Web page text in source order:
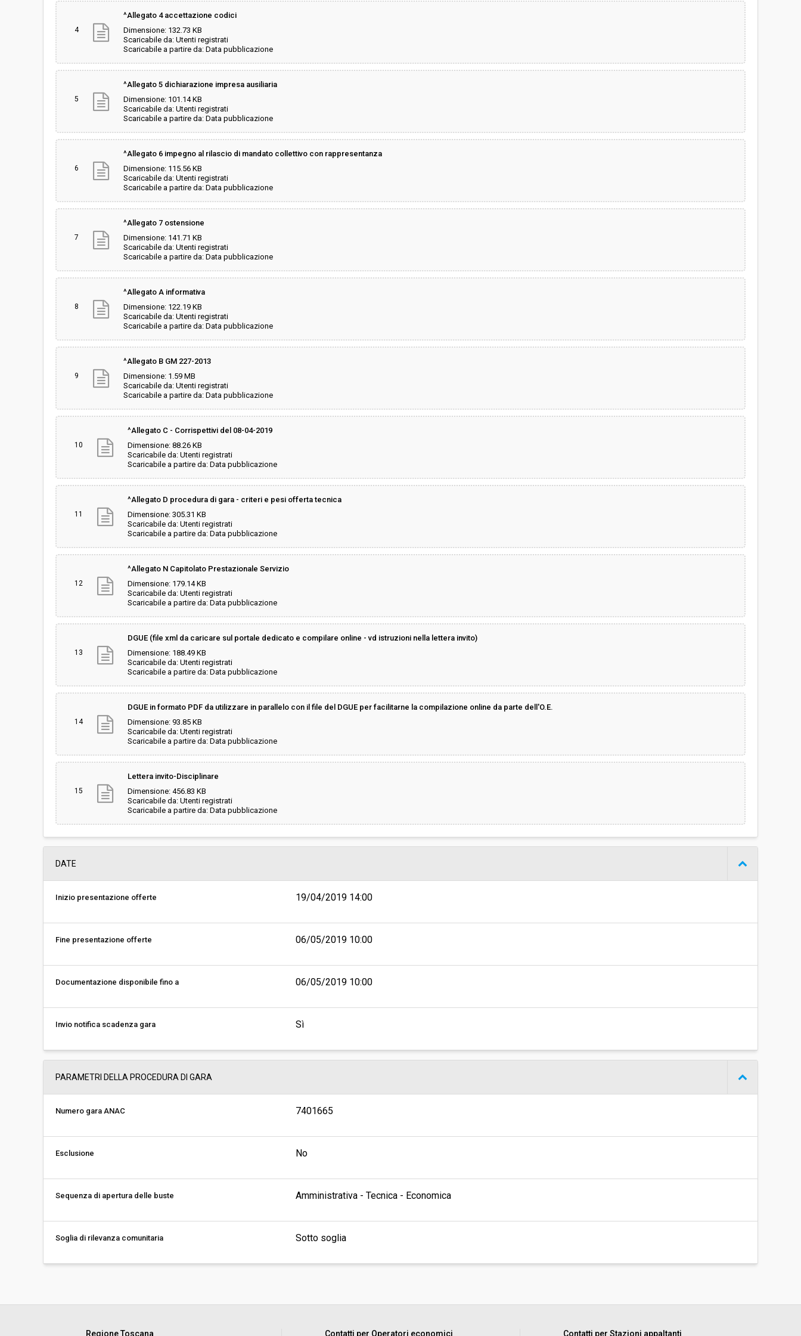
4
^Allegato 4 accettazione codici
Dimensione: 132.73 KB
Scaricabile da: Utenti registrati
Scaricabile a partire da: Data pubblicazione
5
^Allegato 5 dichiarazione impresa ausiliaria
Dimensione: 101.14 KB
Scaricabile da: Utenti registrati
Scaricabile a partire da: Data pubblicazione
6
^Allegato 6 impegno al rilascio di mandato collettivo con rappresentanza
Dimensione: 115.56 KB
Scaricabile da: Utenti registrati
Scaricabile a partire da: Data pubblicazione
7
^Allegato 7 ostensione
Dimensione: 141.71 KB
Scaricabile da: Utenti registrati
Scaricabile a partire da: Data pubblicazione
8
^Allegato A informativa
Dimensione: 122.19 KB
Scaricabile da: Utenti registrati
Scaricabile a partire da: Data pubblicazione
9
^Allegato B GM 227-2013
Dimensione: 1.59 MB
Scaricabile da: Utenti registrati
Scaricabile a partire da: Data pubblicazione
10
^Allegato C - Corrispettivi del 08-04-2019
Dimensione: 88.26 KB
Scaricabile da: Utenti registrati
Scaricabile a partire da: Data pubblicazione
11
^Allegato D procedura di gara - criteri e pesi offerta tecnica
Dimensione: 305.31 KB
Scaricabile da: Utenti registrati
Scaricabile a partire da: Data pubblicazione
12
^Allegato N Capitolato Prestazionale Servizio
Dimensione: 179.14 KB
Scaricabile da: Utenti registrati
Scaricabile a partire da: Data pubblicazione
13
DGUE (file xml da caricare sul portale dedicato e compilare online - vd istruzioni nella lettera invito)
Dimensione: 188.49 KB
Scaricabile da: Utenti registrati
Scaricabile a partire da: Data pubblicazione
14
DGUE in formato PDF da utilizzare in parallelo con il file del DGUE per facilitarne la compilazione online da parte dell'O.E.
Dimensione: 93.85 KB
Scaricabile da: Utenti registrati
Scaricabile a partire da: Data pubblicazione
15
Lettera invito-Disciplinare
Dimensione: 456.83 KB
Scaricabile da: Utenti registrati
Scaricabile a partire da: Data pubblicazione
DATE
Inizio presentazione offerte 19/04/2019 14:00
Fine presentazione offerte 06/05/2019 10:00
Documentazione disponibile fino a 06/05/2019 10:00
Invio notifica scadenza gara Sì
PARAMETRI DELLA PROCEDURA DI GARA
Numero gara ANAC 7401665
Esclusione No
Sequenza di apertura delle buste Amministrativa - Tecnica - Economica
Soglia di rilevanza comunitaria Sotto soglia
Regione Toscana Contatti per Operatori economici Contatti per Stazioni appaltanti